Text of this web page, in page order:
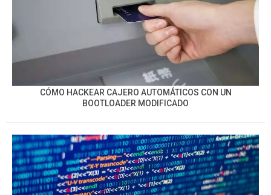
CÓMO HACKEAR CAJERO AUTOMÁTICOS CON UN
BOOTLOADER MODIFICADO